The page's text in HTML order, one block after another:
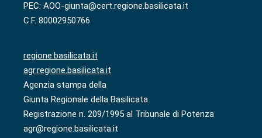
PEC: AOO-giunta@cert.regione.basilicata.it
C.F. 80002950766
regione.basilicata.it
agr.regione.basilicata.it
Agenzia stampa della
Giunta Regionale della Basilicata
Registrazione n. 209/1995 al Tribunale di Potenza
agr@regione.basilicata.it